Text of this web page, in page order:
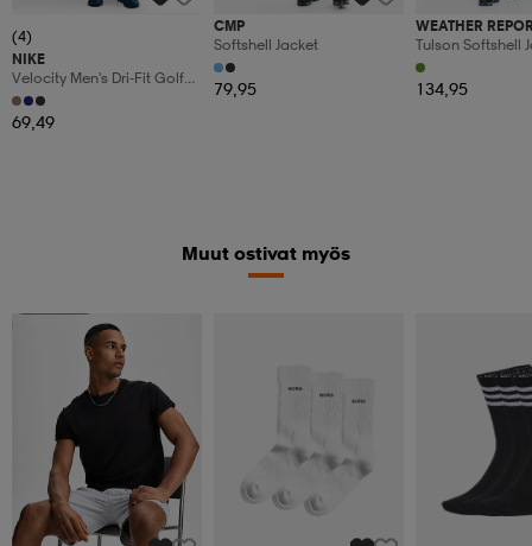
(4)
NIKE
Velocity Men's Dri-Fit Golf
Pants
69,49
CMP
Softshell Jacket
79,95
WEATHER
Tulson Softshell
134,95
Muut ostivat myös